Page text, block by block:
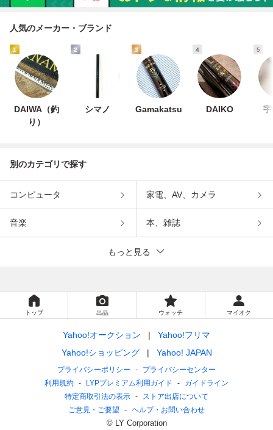
人気のメーカー・ブランド
1
DAIWA（釣
り）
2
シマノ
3
Gamakatsu
4
DAIKO
5
別のカテゴリで探す
コンピュータ 家電、AV、カメラ
音楽 本、雑誌
もっと見る
トップ 出品 ウォッチ マイオク
Yahoo!オークション
Yahoo!フリマ
Yahoo!ショッピング
Yahoo! JAPAN
プライバシーポリシー
プライバシーセンター
利用規約
LYPプレミアム利用ガイド
ガイドライン
特定商取引法の表示
ストア出店について
ご意見・ご要望
ヘルプ・お問い合わせ
© LY Corporation